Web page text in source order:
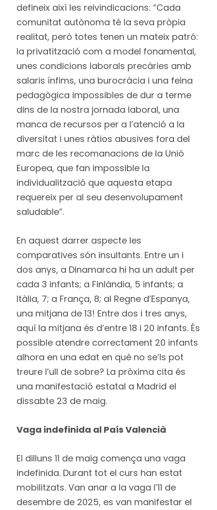
defineix així les reivindicacions: “Cada
comunitat autònoma té la seva pròpia
realitat, però totes tenen un mateix patró:
la privatització com a model fonamental,
unes condicions laborals precàries amb
salaris ínfims, una burocràcia i una feina
pedagògica impossibles de dur a terme
dins de la nostra jornada laboral, una
manca de recursos per a l’atenció a la
diversitat i unes ràtios abusives fora del
marc de les recomanacions de la Unió
Europea, que fan impossible la
individualització que aquesta etapa
requereix per al seu desenvolupament
saludable”.
En aquest darrer aspecte les
comparatives són insultants. Entre un i
dos anys, a Dinamarca hi ha un adult per
cada 3 infants; a Finlàndia, 5 infants; a
Itàlia, 7; a França, 8; al Regne d’Espanya,
una mitjana de 13! Entre dos i tres anys,
aquí la mitjana és d’entre 18 i 20 infants. És
possible atendre correctament 20 infants
alhora en una edat en què no se’ls pot
treure l’ull de sobre? La pròxima cita és
una manifestació estatal a Madrid el
dissabte 23 de maig.
Vaga indefinida al País Valencià
El dilluns 11 de maig comença una vaga
indefinida. Durant tot el curs han estat
mobilitzats. Van anar a la vaga l’11 de
desembre de 2025, es van manifestar el